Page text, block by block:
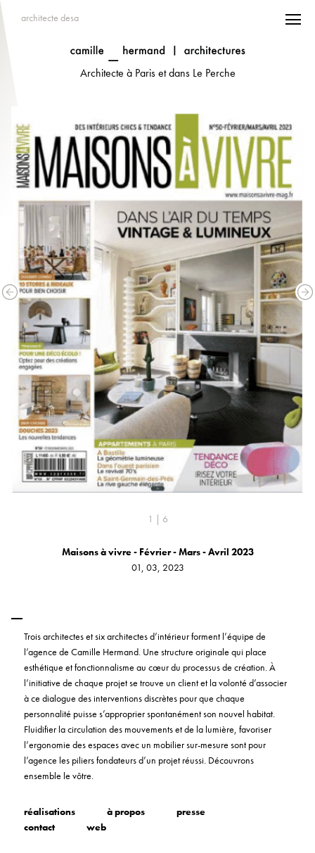
architecte desa
Architecte à Paris et dans Le Perche
1 | 6
Maisons à vivre - Février - Mars - Avril 2023
01, 03, 2023
Trois architectes et six architectes d’intérieur forment l’équipe de
l’agence de Camille Hermand. Une structure originale qui place
esthétique et fonctionnalisme au cœur du processus de création. À
l’initiative de chaque projet se trouve un client et la volonté d’associer
à ce dialogue des interventions discrètes pour que chaque
personnalité puisse s’approprier spontanément son nouvel habitat.
Fluidifier la circulation des mouvements et de la lumière, favoriser
l’ergonomie des espaces avec un mobilier sur-mesure sont pour
l’agence les piliers fondateurs d’un projet réussi. Découvrons
ensemble le vôtre.
réalisations à propos
presse
contact
web